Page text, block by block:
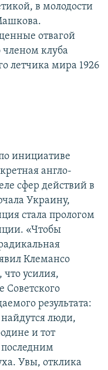
в молодости
отвагой
членом клуба
летчика мира 1926
инициативе
англо-
сфер действий в
Украину,
стала прологом
«Чтобы
Клемансо
усилия,
результата:
люди,
и тот
последним
Увы, отклика